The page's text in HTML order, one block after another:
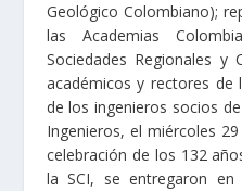
Geológico Colombiano);
las Academias
Sociedades Regionales y
académicos y rectores de
de los ingenieros socios
Ingenieros, el miércoles
celebración de los 132
la SCI, se entregaron